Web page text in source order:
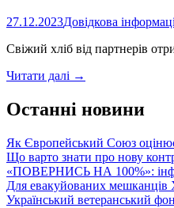
27.12.2023Довідкова
Свіжий хліб від партнерів
Читати далі Про
КП
Автоцентр
→
Останні новини
Як Європейський Союз
Що варто знати про нову
«ПОВЕРНИСЬ НА 100%»:
Для евакуйованих мешканців
Український ветеранський